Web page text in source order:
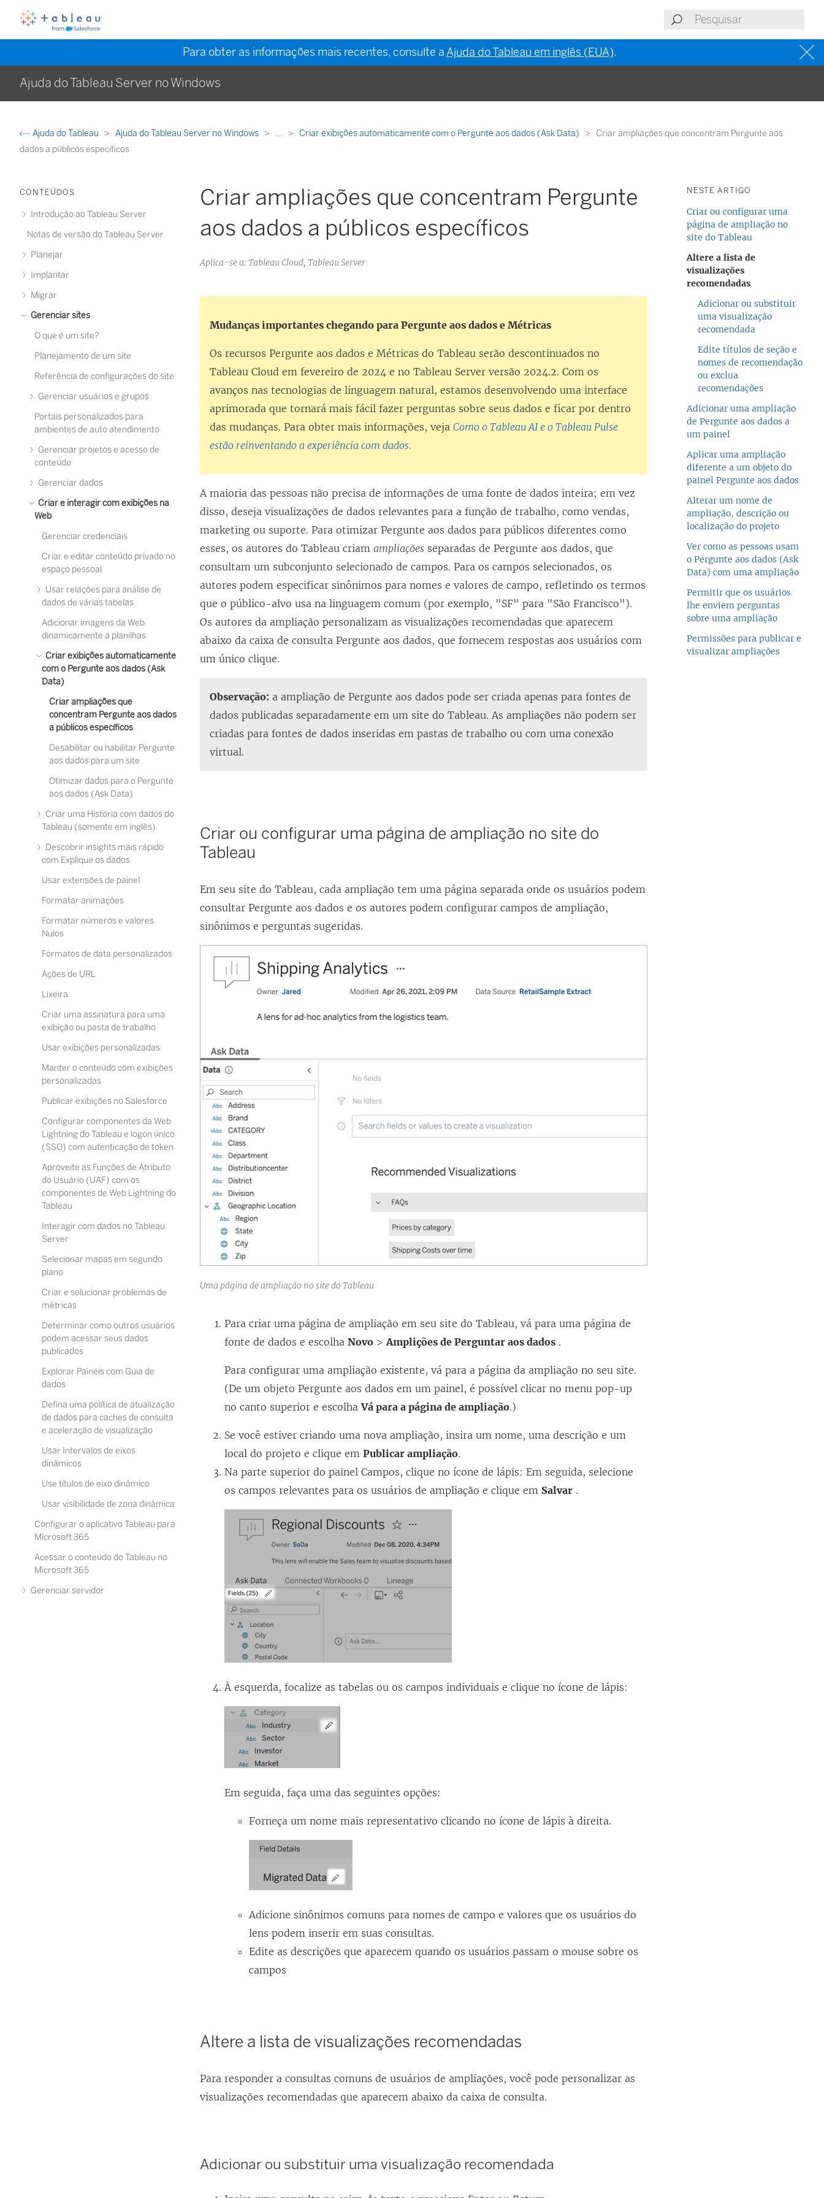
Para obter as informações mais recentes, consulte aAjuda do Tableau em inglês (EUA).
Ajuda do Tableau Server no Windows
Ajuda do Tableau Ajuda do Tableau Server no Windows ... Criar exibições automaticamente com o Pergunte aos dados (Ask Data)
Criar ampliações que concentram Pergunte aos
dados a públicos específicos
CONTEÚDOS
Introdução ao Tableau Server
Notas de versão do Tableau Server
Planejar
Implantar
Migrar
Gerenciar sites
O que é um site?
Planejamento de um site
Referência de configurações do site
Gerenciar usuários e grupos
Portais personalizados para
ambientes de auto atendimento
Gerenciar projetos e acesso de
conteúdo
Gerenciar dados
Criar e interagir com exibições na
Web
Gerenciar credenciais
Criar e editar conteúdo privado no
espaço pessoal
Usar relações para análise de
dados de várias tabelas
Adicionar imagens da Web
dinamicamente a planilhas
Criar exibições automaticamente
com o Pergunte aos dados (Ask
Data)
Criar ampliações que
concentram Pergunte aos dados
a públicos específicos
Desabilitar ou habilitar Pergunte
aos dados para um site
Otimizar dados para o Pergunte
aos dados (Ask Data)
Criar uma História com dados do
Tableau (somente em inglês)
Descobrir insights mais rápido
com Explique os dados
Usar extensões de painel
Formatar animações
Formatar números e valores
Nulos
Formatos de data personalizados
Ações de URL
Lixeira
Criar uma assinatura para uma
exibição ou pasta de trabalho
Usar exibições personalizadas
Manter o conteúdo com exibições
personalizadas
Publicar exibições no Salesforce
Configurar componentes da Web
Lightning do Tableau e logon único
(SSO) com autenticação de token
Aproveite as Funções de Atributo
do Usuário (UAF) com os
componentes de Web Lightning do
Tableau
Interagir com dados no Tableau
Server
Selecionar mapas em segundo
plano
Criar e solucionar problemas de
métricas
Determinar como outros usuários
podem acessar seus dados
publicados
Explorar Painéis com Guia de
dados
Defina uma política de atualização
de dados para caches de consulta
e aceleração de visualização
Usar Intervalos de eixos
dinâmicos
Use títulos de eixo dinâmico
Usar visibilidade de zona dinâmica
Configurar o aplicativo Tableau para
Microsoft 365
Acessar o conteúdo do Tableau no
Microsoft 365
Gerenciar servidor
Criar ampliações que concentram Pergunte
aos dados a públicos específicos
Aplica-se a: Tableau Cloud, Tableau Server
Mudanças importantes chegando para Pergunte aos dados e Métricas
Os recursos Pergunte aos dados e Métricas do Tableau serão descontinuados no
Tableau Cloud em fevereiro de 2024 e no Tableau Server versão 2024.2. Com os
avanços nas tecnologias de linguagem natural, estamos desenvolvendo uma interface
aprimorada que tornará mais fácil fazer perguntas sobre seus dados e ficar por dentro
das mudanças. Para obter mais informações, vejaComo o Tableau AI e o Tableau Pulse
estão reinventando a experiência com dados.
A maioria das pessoas não precisa de informações de uma fonte de dados inteira; em vez
disso, deseja visualizações de dados relevantes para a função de trabalho, como vendas,
marketing ou suporte. Para otimizar Pergunte aos dados para públicos diferentes como
esses, os autores do Tableau criamampliações separadas de Pergunte aos dados, que
consultam um subconjunto selecionado de campos. Para os campos selecionados, os
autores podem especificar sinônimos para nomes e valores de campo, refletindo os termos
que o público-alvo usa na linguagem comum (por exemplo, "SF" para "São Francisco").
Os autores da ampliação personalizam as visualizações recomendadas que aparecem
abaixo da caixa de consulta Pergunte aos dados, que fornecem respostas aos usuários com
um único clique.
Observação: a ampliação de Pergunte aos dados pode ser criada apenas para fontes de
dados publicadas separadamente em um site do Tableau. As ampliações não podem ser
criadas para fontes de dados inseridas em pastas de trabalho ou com uma conexão
virtual.
Criar ou configurar uma página de ampliação no site do
Tableau
Em seu site do Tableau, cada ampliação tem uma página separada onde os usuários podem
consultar Pergunte aos dados e os autores podem configurar campos de ampliação,
sinônimos e perguntas sugeridas.
Uma página de ampliação no site do Tableau
Para criar uma página de ampliação em seu site do Tableau, vá para uma página de
fonte de dados e escolhaNovo >Amplições de Perguntar aos dados .
Para configurar uma ampliação existente, vá para a página da ampliação no seu site.
(De um objeto Pergunte aos dados em um painel, é possível clicar no menu pop-up
no canto superior e escolhaVá para a página de ampliação.)
Se você estiver criando uma nova ampliação, insira um nome, uma descrição e um
local do projeto e clique emPublicar ampliação.
Na parte superior do painel Campos, clique no ícone de lápis: Em seguida, selecione
os campos relevantes para os usuários de ampliação e clique em Salvar .
À esquerda, focalize as tabelas ou os campos individuais e clique no ícone de lápis:
Em seguida, faça uma das seguintes opções:
Forneça um nome mais representativo clicando no ícone de lápis à direita.
Adicione sinônimos comuns para nomes de campo e valores que os usuários do
lens podem inserir em suas consultas.
Edite as descrições que aparecem quando os usuários passam o mouse sobre os
campos
Altere a lista de visualizações recomendadas
Para responder a consultas comuns de usuários de ampliações, você pode personalizar as
visualizações recomendadas que aparecem abaixo da caixa de consulta.
Adicionar ou substituir uma visualização recomendada
NESTE ARTIGO
Criar ou configurar uma
página de ampliação no
site do Tableau
Altere a lista de
visualizações
recomendadas
Adicionar ou substituir
uma visualização
recomendada
Edite títulos de seção e
nomes de recomendação
ou exclua
recomendações
Adicionar uma ampliação
de Pergunte aos dados a
um painel
Aplicar uma ampliação
diferente a um objeto do
painel Pergunte aos dados
Alterar um nome de
ampliação, descrição ou
localização do projeto
Ver como as pessoas usam
o Pergunte aos dados (Ask
Data) com uma ampliação
Permitir que os usuários
lhe enviem perguntas
sobre uma ampliação
Permissões para publicar e
visualizar ampliações